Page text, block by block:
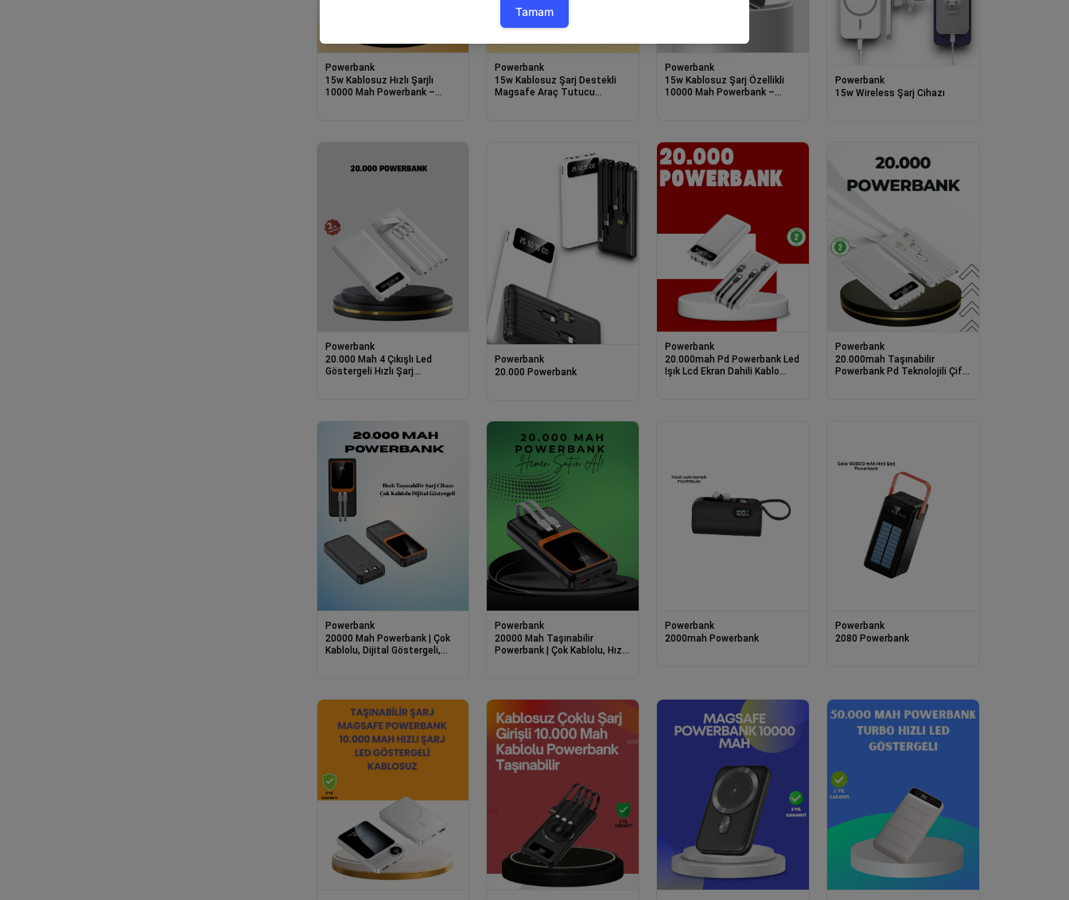
Powerbank
15w Kablosuz Hızlı Şarjlı
10000 Mah Powerbank –
Powerbank
15w Kablosuz Şarj Destekli
Magsafe Araç Tutucu
Powerbank
15w Kablosuz Şarj Özellikli
10000 Mah Powerbank –
Powerbank
15w Wireless Şarj Cihazı
Powerbank
20.000 Mah 4 Çıkışlı Led
Göstergeli Hızlı Şarj
Powerbank
20.000 Powerbank
Powerbank
20.000mah Pd Powerbank Led
Işık Lcd Ekran Dahili Kablo
Powerbank
20.000mah Taşınabilir
Powerbank Pd Teknolojili Çift
Powerbank
20000 Mah Powerbank | Çok
Kablolu, Dijital Göstergeli,
Powerbank
20000 Mah Taşınabilir
Powerbank | Çok Kablolu, Hızlı
Powerbank
2000mah Powerbank
Powerbank
2080 Powerbank